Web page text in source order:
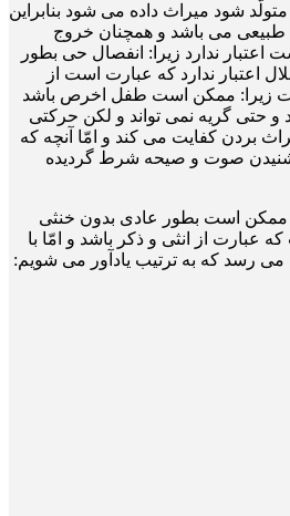
شود میراث داده می شود بنابراین
طبیعی می باشد و همچنان خروج
ندارد زیرا: انفصال حی بطور
اعتبار ندارد که عبارت است از
زیرا: ممکن است طفل اخرص باشد
حتی گریه نمی تواند و لکن حرکتی
بردن کفایت می کند و امّا آنچه که
صوت و صیحه شرط گردیده
ممکن است بطور عادی بدون خنثی
عبارت از انثی و ذکر باشد و امّا با